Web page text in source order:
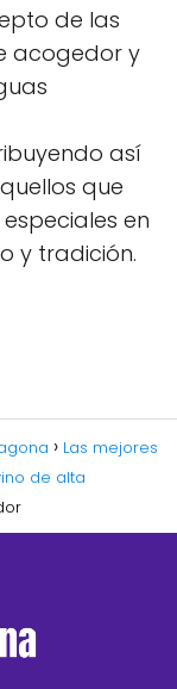
de las
acogedor y
así
que
en
y tradición.
Las mejores
de alta